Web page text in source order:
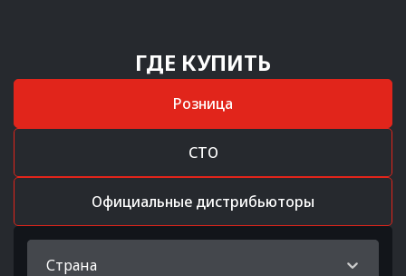
ГДЕ КУПИТЬ
Розница
СТО
Официальные дистрибьюторы
Страна